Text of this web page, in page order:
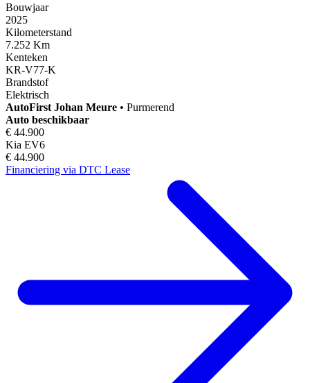
Bouwjaar
2025
Kilometerstand
7.252 Km
Kenteken
KR-V77-K
Brandstof
Elektrisch
AutoFirst Johan Meure • Purmerend
Auto beschikbaar
€ 44.900
Kia EV6
€ 44.900
Financiering via DTC Lease